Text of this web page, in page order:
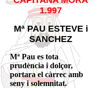
1.997
Mª PAU ESTEVE i
SANCHEZ
Mª Pau es tota
prudència i dolçor,
portara el càrrec amb
seny i solemnitat.